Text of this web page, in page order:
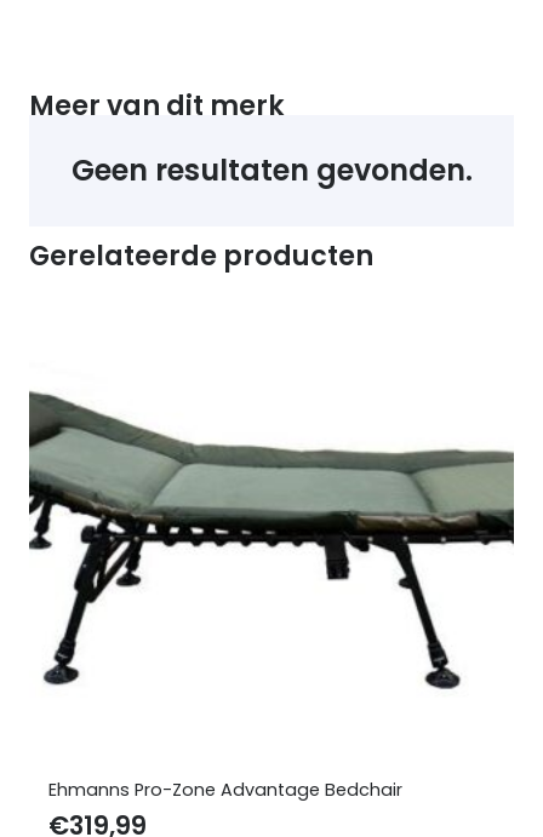
Meer van dit merk
Geen resultaten gevonden.
Gerelateerde producten
Ehmanns Pro-Zone Advantage Bedchair
€319,99